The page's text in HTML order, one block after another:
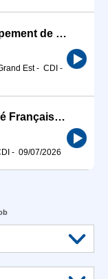
Commercial sédentaire en regroupement de crédits - STARTO (H/F)
Est- CDI -
Commercial(e) Sédentaire - Marché Français B2B (H/F)
- 09/07/2026